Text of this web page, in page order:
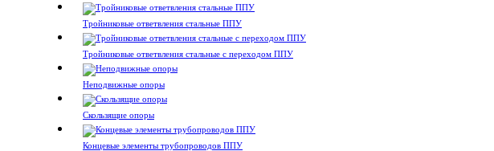
Тройниковые ответвления стальные ППУ
Тройниковые ответвления стальные с переходом ППУ
Неподвижные опоры
Скользящие опоры
Концевые элементы трубопроводов ППУ